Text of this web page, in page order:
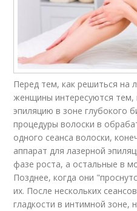
Перед тем, как решиться на
женщины интересуются тем,
эпиляцию в зоне глубокого
процедуры волоски в
одного сеанса волоски,
аппарат для лазерной
фазе роста, а остальные в
Позднее, когда они
их. После нескольких
гладкости в интимной зоне,